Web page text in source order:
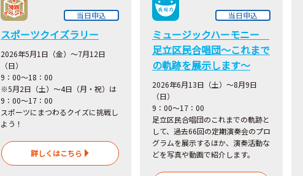
当日申込
スポーツクイズラリー
2026年5月1日（金）～7月12日
（日）
9：00～18：00
※5月2日（土）～4日 （月・祝） は
9：00～17：00
スポーツにまつわるクイズに挑戦し
よう！
詳しくはこちら
当日申込
ミュージックハーモニー
足立区民合唱団～これまで
の軌跡を展示します～
2026年6月13日（土）～8月9日
（日）
9：00～17：00
足立区民合唱団のこれまでの軌跡と
して、過去66回の定期演奏会のプロ
グラムを展示するほか、演奏活動な
どを写真や動画で紹介します。